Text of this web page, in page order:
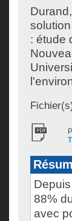
: étude
88%
avec